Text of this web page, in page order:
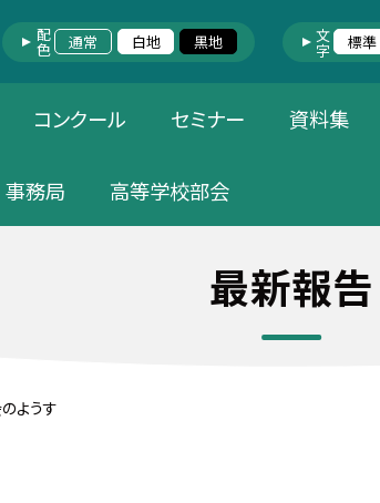
配色 通常 白地 黒地 文字 標準
コンクール セミナー 資料集
事務局 高等学校部会
最新報告
ようす